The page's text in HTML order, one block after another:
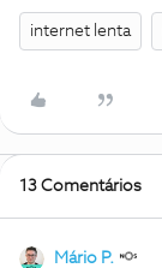
internet lenta
13 Comentários
Mário P.